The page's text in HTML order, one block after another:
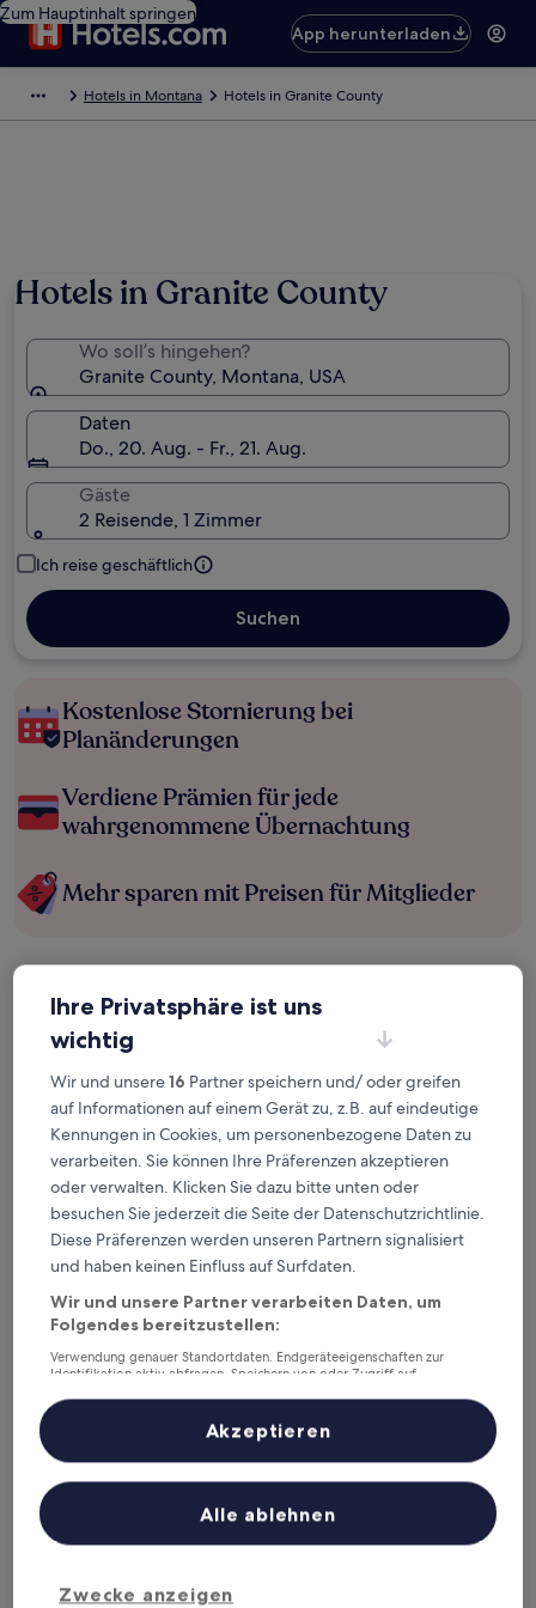
Zum Hauptinhalt springen
App herunterladen
Hotels in Montana Hotels in Granite County
Hotels in Granite County
Wo soll’s hingehen?
Granite County, Montana, USA
Daten
Do., 20. Aug. - Fr., 21. Aug.
Gäste
2 Reisende, 1 Zimmer
Ich reise geschäftlich
Suchen
Kostenlose Stornierung bei
Planänderungen
Verdiene Prämien für jede
wahrgenommene Übernachtung
Mehr sparen mit Preisen für Mitglieder
Heute
Morgen
Nächstes Wochenende
14. Aug. - 16. Aug.
Granite County – wo
übernachten?
Top-Hotels in Anaconda
Fairmont Hot Springs Resort
3.5
Fairmont Hot Springs Resort
The
Ihre Privatsphäre ist uns
wichtig
Wir und unsere16 Partner speichern und/ oder greifen
auf Informationen auf einem Gerät zu, z.B. auf eindeutige
Kennungen in Cookies, um personenbezogene Daten zu
verarbeiten. Sie können Ihre Präferenzen akzeptieren
oder verwalten. Klicken Sie dazu bitte unten oder
besuchen Sie jederzeit die Seite der Datenschutzrichtlinie.
Diese Präferenzen werden unseren Partnern signalisiert
und haben keinen Einfluss auf Surfdaten.
Wir und unsere Partner verarbeiten Daten, um
Folgendes bereitzustellen:
Verwendung genauer Standortdaten. Endgeräteeigenschaften zur
Identifikation aktiv abfragen. Speichern von oder Zugriff auf
Inhalte, Messung von Werbeleistung und der Performance von Inhalten,
Zielgruppenforschung sowie Entwicklung und Verbesserung von
Liste der Partner (Lieferanten)
Zwecke anzeigen
Alle ablehnen
Akzeptieren